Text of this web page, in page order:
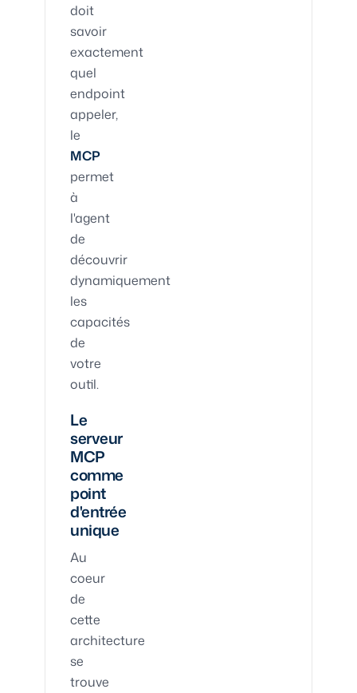
doit
savoir
exactement
quel
endpoint
appeler,
le
MCP
permet
à
l'agent
de
découvrir
dynamiquement
les
capacités
de
votre
outil.
Le
serveur
MCP
comme
point
d'entrée
unique
Au
coeur
de
cette
architecture
se
trouve